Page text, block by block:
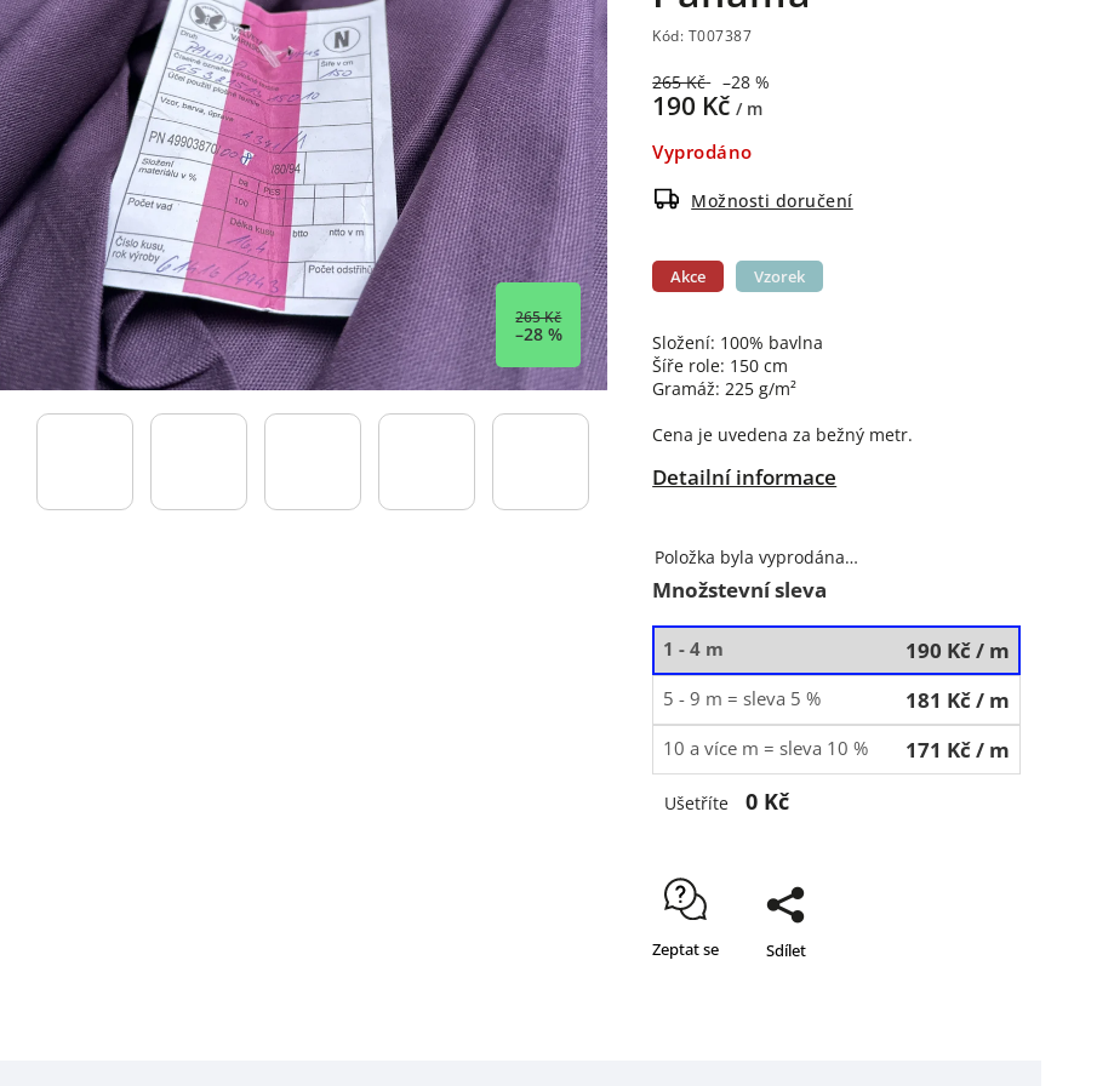
265 Kč
–28 %
Kód: T007387
265 Kč –28 %
190 Kč/ m
Vyprodáno
Možnosti doručení
Složení: 100% bavlna
Šíře role: 150 cm
Gramáž: 225 g/m²
Cena je uvedena za bežný metr.
Detailní informace
Akce Vzorek
Položka byla vyprodána…
Množstevní sleva
1 - 4 m 190 Kč/ m
5 - 9 m = sleva 5 % 181 Kč/ m
10 a více m = sleva 10 % 171 Kč/ m
Ušetříte 0 Kč
Zeptat se Sdílet